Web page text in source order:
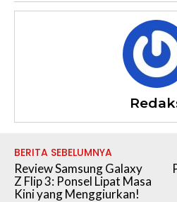
BERITA SEBELUMNYA
Review Samsung Galaxy
Z Flip 3: Ponsel Lipat Masa
Kini yang Menggiurkan!